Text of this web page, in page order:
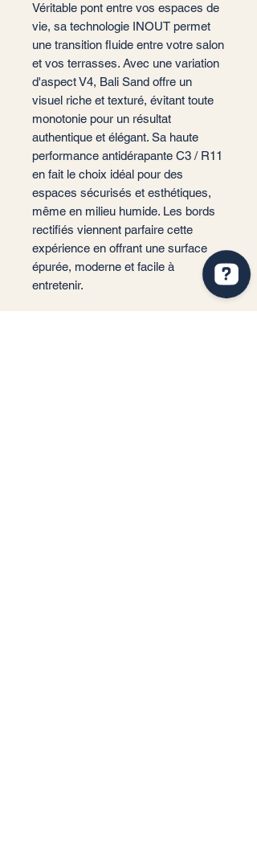
Véritable pont entre vos espaces de
vie, sa technologie INOUT permet
une transition fluide entre votre salon
et vos terrasses. Avec une variation
d'aspect V4, Bali Sand offre un
visuel riche et texturé, évitant toute
monotonie pour un résultat
authentique et élégant. Sa haute
performance antidérapante C3 / R11
en fait le choix idéal pour des
espaces sécurisés et esthétiques,
même en milieu humide. Les bords
rectifiés viennent parfaire cette
expérience en offrant une surface
épurée, moderne et facile à
entretenir.